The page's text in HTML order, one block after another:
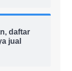
daftar
jual